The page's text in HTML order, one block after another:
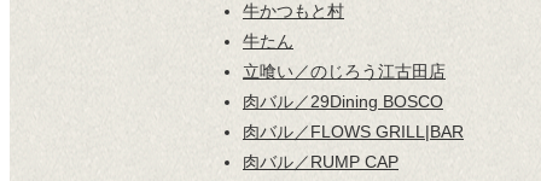
牛かつもと村
牛たん
立喰い／のじろう江古田店
肉バル／29Dining BOSCO
肉バル／FLOWS GRILL|BAR
肉バル／RUMP CAP